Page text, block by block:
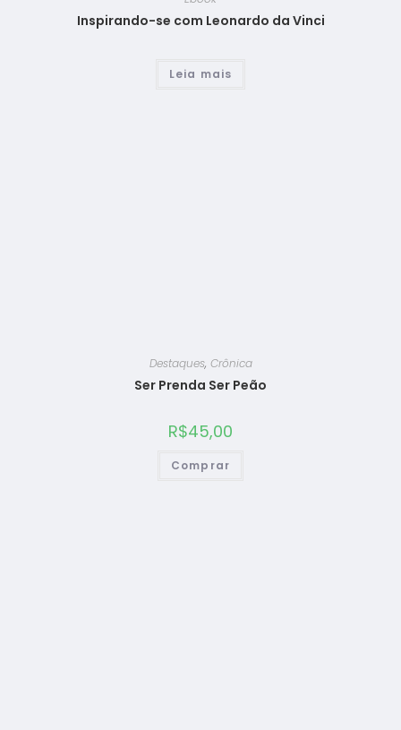
Inspirando-se com Leonardo da Vinci
Leia mais
Destaques, Crônica
Ser Prenda Ser Peão
R$45,00
Comprar